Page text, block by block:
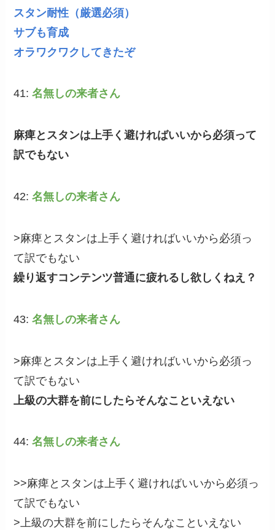
スタン耐性（厳選必須）
サブも育成
オラワクワクしてきたぞ
41:名無しの来者さん
麻痺とスタンは上手く避ければいいから必須って
訳でもない
42:名無しの来者さん
>麻痺とスタンは上手く避ければいいから必須っ
て訳でもない
繰り返すコンテンツ普通に疲れるし欲しくねえ？
43:名無しの来者さん
>麻痺とスタンは上手く避ければいいから必須っ
て訳でもない
上級の大群を前にしたらそんなこといえない
44:名無しの来者さん
>>麻痺とスタンは上手く避ければいいから必須っ
て訳でもない
>上級の大群を前にしたらそんなこといえない